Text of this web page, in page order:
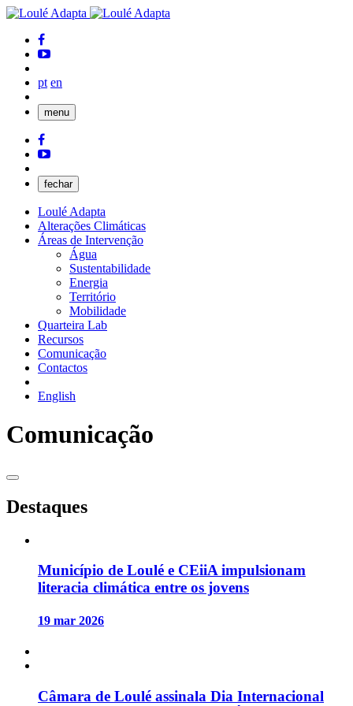
pt en
menu
fechar
Loulé Adapta
Alterações Climáticas
Áreas de Intervenção
Água
Sustentabilidade
Energia
Território
Mobilidade
Quarteira Lab
Recursos
Comunicação
Contactos
English
Comunicação
Destaques
Município de Loulé e CEiiA impulsionam
literacia climática entre os jovens
19 mar 2026
Câmara de Loulé assinala Dia Internacional